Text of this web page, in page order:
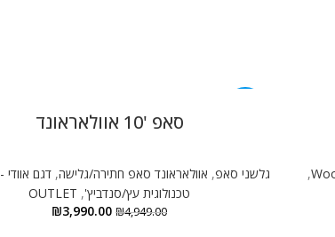
,
סאפ '10 אוולאראונד
גלשני סאפ, אוולאראונד סאפ חתירה/גלישה, דגם אוודי - Woodie
טכנולוגית עץ/סנדביץ',
OUTLET
₪4,949.00
₪3,990.00